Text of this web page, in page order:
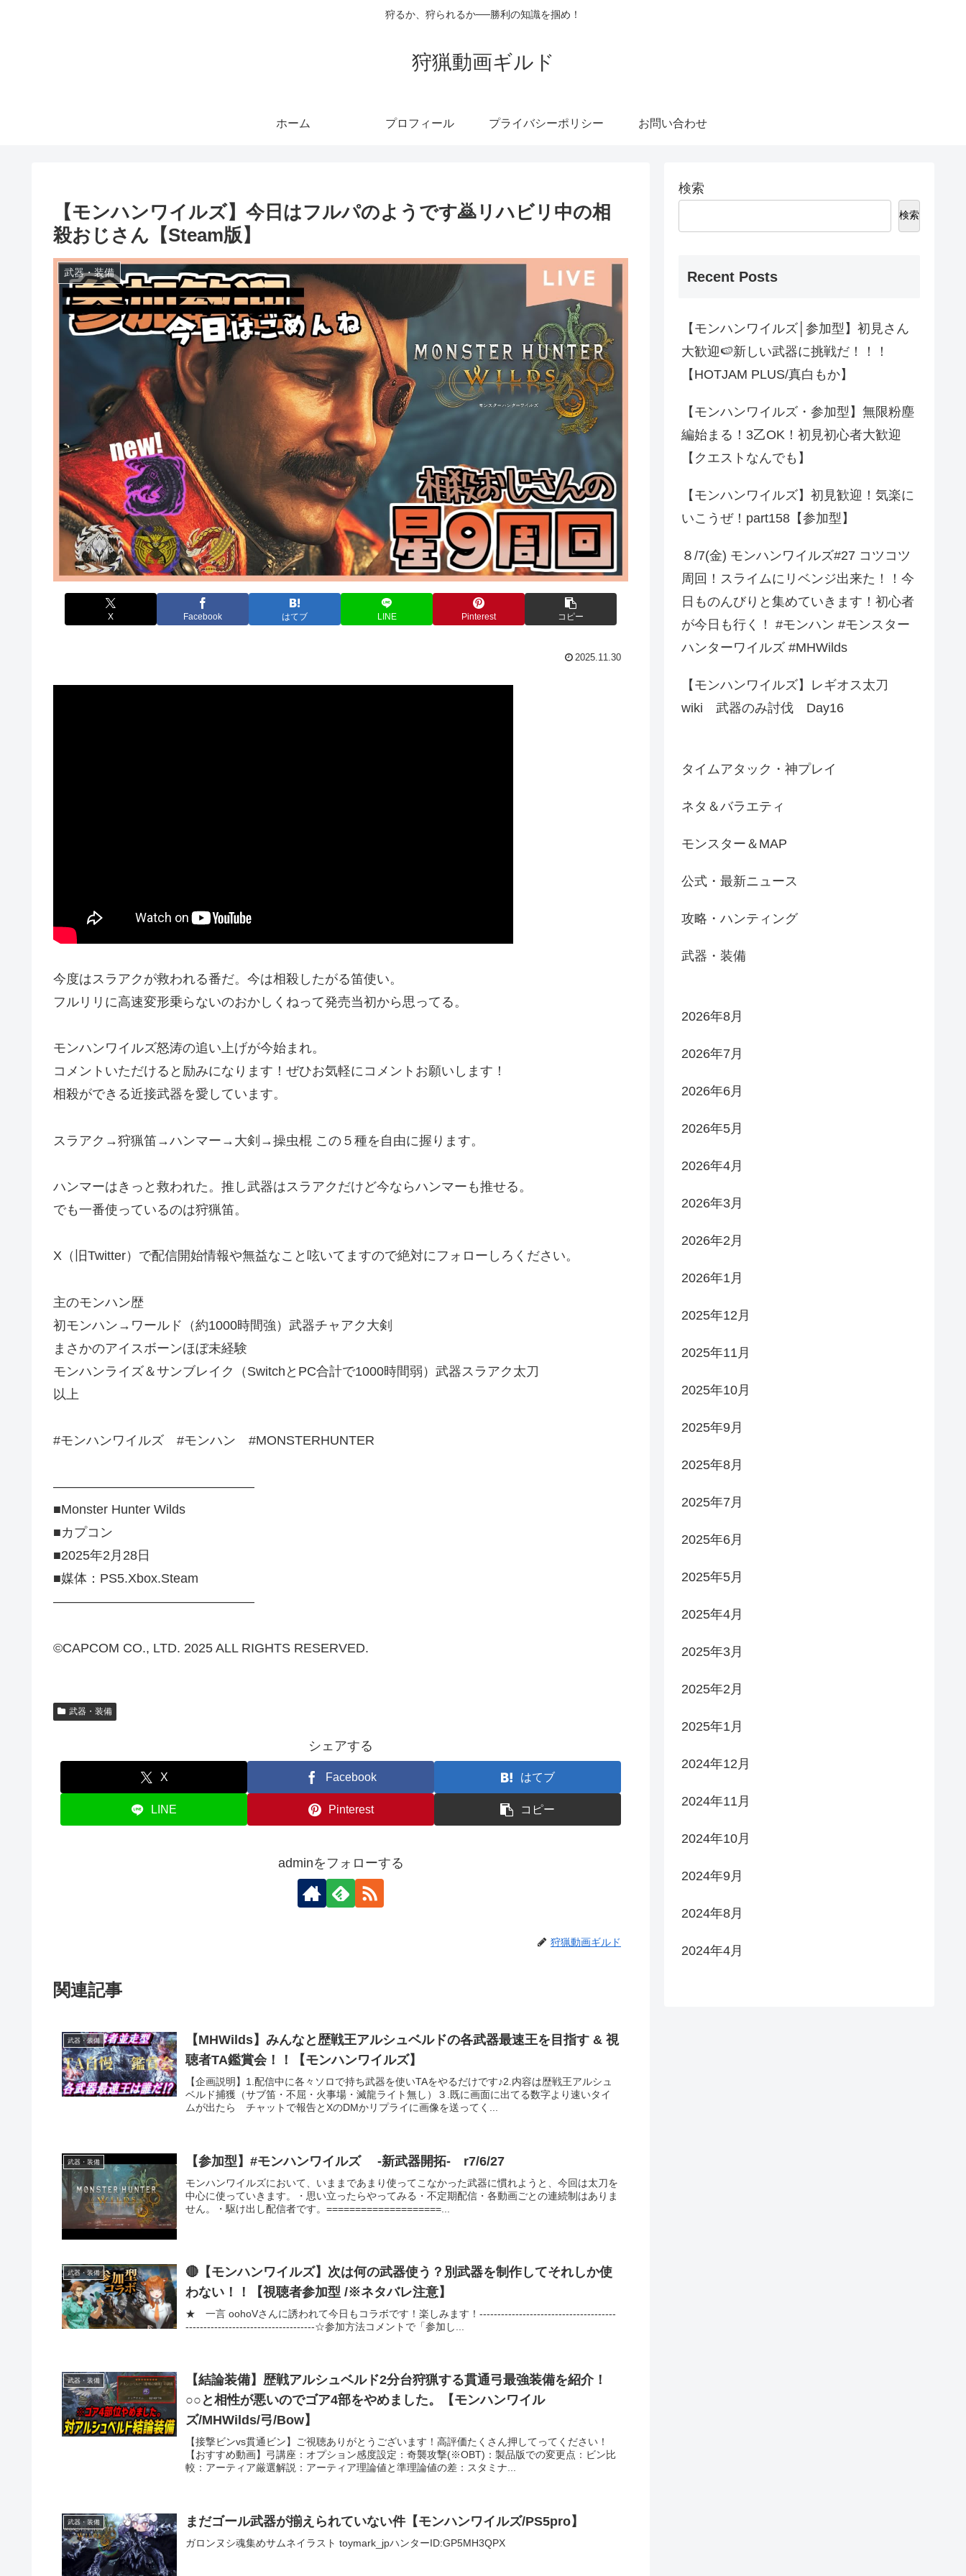
狩るか、狩られるか──勝利の知識を掴め！
狩猟動画ギルド
ホーム プロフィール プライバシーポリシー お問い合わせ
【モンハンワイルズ】今日はフルパのようです🙇リハビリ中の相
殺おじさん【Steam版】
武器・装備
X Facebook はてブ LINE Pinterest コピー
2025.11.30
今度はスラアクが救われる番だ。今は相殺したがる笛使い。
フルリリに高速変形乗らないのおかしくねって発売当初から思ってる。
モンハンワイルズ怒涛の追い上げが今始まれ。
コメントいただけると励みになります！ぜひお気軽にコメントお願いします！
相殺ができる近接武器を愛しています。
スラアク→狩猟笛→ハンマー→大剣→操虫棍 この５種を自由に握ります。
ハンマーはきっと救われた。推し武器はスラアクだけど今ならハンマーも推せる。
でも一番使っているのは狩猟笛。
X（旧Twitter）で配信開始情報や無益なこと呟いてますので絶対にフォローしろください。
主のモンハン歴
初モンハン→ワールド（約1000時間強）武器チャアク大剣
まさかのアイスボーンほぼ未経験
モンハンライズ＆サンブレイク（SwitchとPC合計で1000時間弱）武器スラアク太刀
以上
#モンハンワイルズ #モンハン #MONSTERHUNTER
———————————————–
■Monster Hunter Wilds
■カプコン
■2025年2月28日
■媒体：PS5.Xbox.Steam
———————————————–
©CAPCOM CO., LTD. 2025 ALL RIGHTS RESERVED.
武器・装備
シェアする
X Facebook はてブ
LINE Pinterest コピー
adminをフォローする
狩猟動画ギルド
関連記事
武器・装備
【MHWilds】みんなと歴戦王アルシュベルドの各武器最速王を目指す & 視
聴者TA鑑賞会！！【モンハンワイルズ】
【企画説明】1.配信中に各々ソロで持ち武器を使いTAをやるだけです♪2.内容は歴戦王アルシュ
ベルド捕獲（サブ笛・不屈・火事場・滅龍ライト無し）３.既に画面に出てる数字より速いタイ
ムが出たら チャットで報告とXのDMかリプライに画像を送ってく...
武器・装備 【参加型】#モンハンワイルズ -新武器開拓- r7/6/27
モンハンワイルズにおいて、いままであまり使ってこなかった武器に慣れようと、今回は太刀を
中心に使っていきます。・思い立ったらやってみる・不定期配信・各動画ごとの連続制はありま
せん。・駆け出し配信者です。====================...
武器・装備
🔴【モンハンワイルズ】次は何の武器使う？別武器を制作してそれしか使
わない！！【視聴者参加型 /※ネタバレ注意】
★ 一言 oohoVさんに誘われて今日もコラボです！楽しみます！--------------------------------------
------------------------------------☆参加方法コメントで「参加し...
武器・装備
【結論装備】歴戦アルシュベルド2分台狩猟する貫通弓最強装備を紹介！
○○と相性が悪いのでゴア4部をやめました。【モンハンワイル
ズ/MHWilds/弓/Bow】
【接撃ビンvs貫通ビン】ご視聴ありがとうございます！高評価たくさん押してってください！
【おすすめ動画】弓講座：オプション感度設定：奇襲攻撃(※OBT)：製品版での変更点：ビン比
較：アーティア厳選解説：アーティア理論値と準理論値の差：スタミナ...
武器・装備 まだゴール武器が揃えられていない件【モンハンワイルズ/PS5pro】
ガロンヌシ魂集めサムネイラスト toymark_jpハンターID:GP5MH3QPX
検索
検索
Recent Posts
【モンハンワイルズ│参加型】初見さん
大歓迎🍉新しい武器に挑戦だ！！！
【HOTJAM PLUS/真白もか】
【モンハンワイルズ・参加型】無限粉塵
編始まる！3乙OK！初見初心者大歓迎
【クエストなんでも】
【モンハンワイルズ】初見歓迎！気楽に
いこうぜ！part158【参加型】
８/7(金) モンハンワイルズ#27 コツコツ
周回！スライムにリベンジ出来た！！今
日ものんびりと集めていきます！初心者
が今日も行く！ #モンハン #モンスター
ハンターワイルズ #MHWilds
【モンハンワイルズ】レギオス太刀
wiki 武器のみ討伐 Day16
タイムアタック・神プレイ
ネタ＆バラエティ
モンスター＆MAP
公式・最新ニュース
攻略・ハンティング
武器・装備
2026年8月
2026年7月
2026年6月
2026年5月
2026年4月
2026年3月
2026年2月
2026年1月
2025年12月
2025年11月
2025年10月
2025年9月
2025年8月
2025年7月
2025年6月
2025年5月
2025年4月
2025年3月
2025年2月
2025年1月
2024年12月
2024年11月
2024年10月
2024年9月
2024年8月
2024年4月